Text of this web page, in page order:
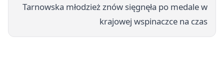
Tarnowska młodzież znów sięgnęła po medale w
krajowej wspinaczce na czas